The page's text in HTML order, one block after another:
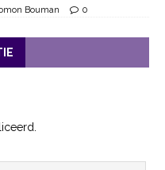
Bouman 0